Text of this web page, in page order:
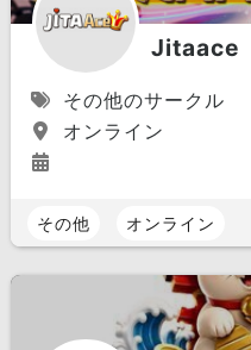
Jitaace
その他のサークル
オンライン
その他 オンライン